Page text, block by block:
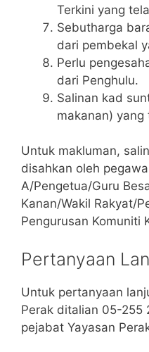
Terkini yang
Sebutharga
dari pembekal
Perlu
dari Penghulu.
Salinan kad
makanan)
Untuk makluman,
disahkan oleh
A/Pengetua/Guru
Kanan/Wakil Rakyat/
Pengurusan Komuniti
Pertanyaan
Untuk pertanyaan
Perak ditalian 05-255
pejabat Yayasan